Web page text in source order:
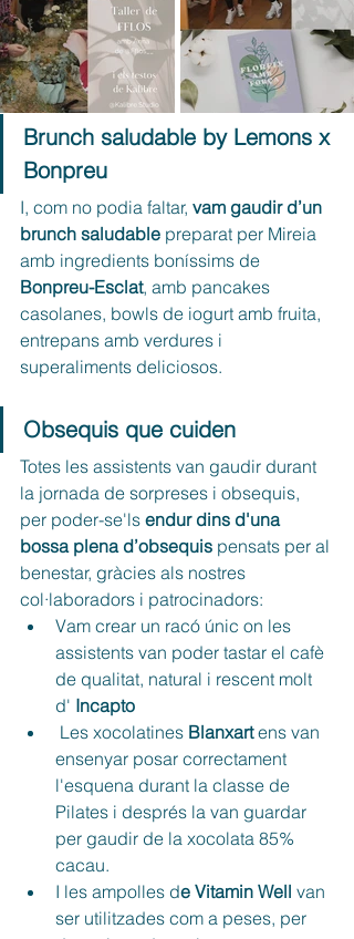
Brunch saludable by Lemons x
Bonpreu
I, com no podia faltar, vam gaudir d’un
brunch saludable preparat per Mireia
amb ingredients boníssims de
Bonpreu-Esclat, amb pancakes
casolanes, bowls de iogurt amb fruita,
entrepans amb verdures i
superaliments deliciosos.
Obsequis que cuiden
Totes les assistents van gaudir durant
la jornada de sorpreses i obsequis,
per poder-se'ls endur dins d'una
bossa plena d’obsequis pensats per al
benestar, gràcies als nostres
col·laboradors i patrocinadors:
Vam crear un racó únic on les
assistents van poder tastar el cafè
de qualitat, natural i rescent molt
d' Incapto
Les xocolatines Blanxart ens van
ensenyar posar correctament
l'esquena durant la classe de
Pilates i després la van guardar
per gaudir de la xocolata 85%
cacau.
I les ampolles de Vitamin Well van
ser utilitzades com a peses, per